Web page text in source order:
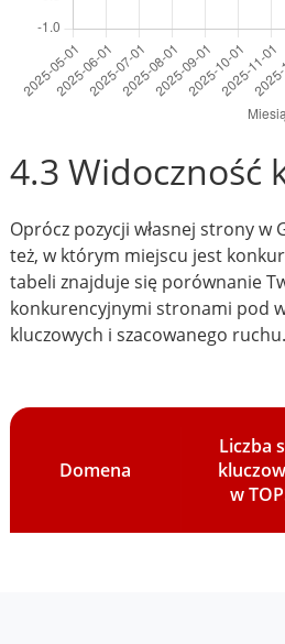
4.3 Widoczność
Oprócz pozycji własnej strony w
też, w którym miejscu jest
tabeli znajduje się porównanie
konkurencyjnymi stronami pod
kluczowych i szacowanego ruchu.
Domena
Liczba
w